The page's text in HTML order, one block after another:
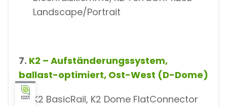
Landscape/Portrait
7. K2 – Aufständerungssystem,
ballast-optimiert, Ost-West (D-Dome)
K2 BasicRail, K2 Dome FlatConnector